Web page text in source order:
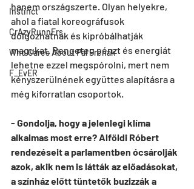
Instinct
CrAzyRunnErs
Who Cares About Pál Frenák
F_EvER
hanem országszerte. Olyan helyekre,
ahol a fiatal koreográfusok
dolgozhatnak és kipróbálhatják
magukat. Rengeteg pénzt és energiát
lehetne ezzel megspórolni, mert nem
kényszerülnének együttes alapításra a
még kiforratlan csoportok.
- Gondolja, hogy a jelenlegi klíma
alkalmas most erre? Alföldi Róbert
rendezéseit a parlamentben ócsárolják
azok, akik nem is látták az előadásokat,
a színház előtt tüntetők buzizzák a